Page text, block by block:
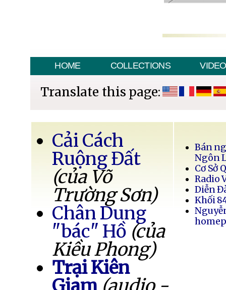
HOME COLLECTIONS VIDEO
Translate this page:
Cải Cách
Ruộng Đất
(của Võ
Trường Sơn)
Chân Dung
"bác" Hồ (của
Kiều Phong)
Trại Kiên
Bán
Ngôn
Cơ Sở
Radio
Diễn
Khối